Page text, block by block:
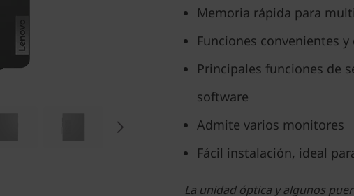
Memoria rápida para
Funciones convenientes
Principales funciones de
software
Admite varios monitores
Fácil instalación, ideal
La unidad óptica y algunos